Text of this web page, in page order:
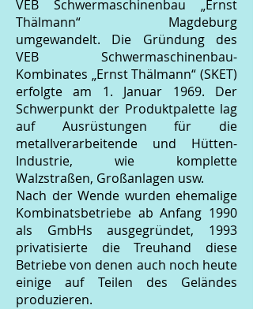
VEB Schwermaschinenbau „Ernst
Thälmann“ Magdeburg
umgewandelt. Die Gründung des
VEB Schwermaschinenbau-
Kombinates „Ernst Thälmann“ (SKET)
erfolgte am 1. Januar 1969. Der
Schwerpunkt der Produktpalette lag
auf Ausrüstungen für die
metallverarbeitende und Hütten-
Industrie, wie komplette
Walzstraßen, Großanlagen usw.
Nach der Wende wurden ehemalige
Kombinatsbetriebe ab Anfang 1990
als GmbHs ausgegründet, 1993
privatisierte die Treuhand diese
Betriebe von denen auch noch heute
einige auf Teilen des Geländes
produzieren.